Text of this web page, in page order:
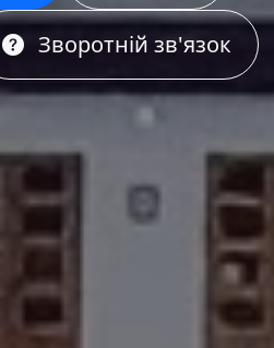
Зворотній зв'язок